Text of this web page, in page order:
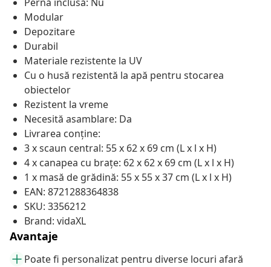
Modular
Depozitare
Durabil
Materiale rezistente la UV
Cu o husă rezistentă la apă pentru stocarea
obiectelor
Rezistent la vreme
Necesită asamblare: Da
Livrarea conține:
3 x scaun central: 55 x 62 x 69 cm (L x l x H)
4 x canapea cu brațe: 62 x 62 x 69 cm (L x l x H)
1 x masă de grădină: 55 x 55 x 37 cm (L x l x H)
EAN: 8721288364838
SKU: 3356212
Brand: vidaXL
Avantaje
Poate fi personalizat pentru diverse locuri afară